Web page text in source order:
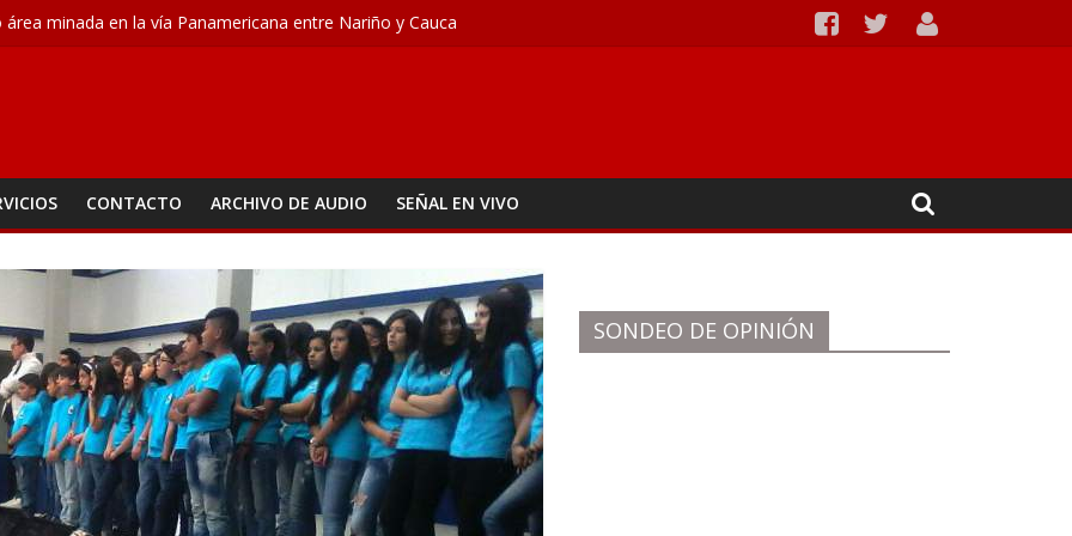
minada en la vía Panamericana entre Nariño y Cauca
campañas de prevención
acciones para enfrentar la crisis del agua
a dos presuntos responsables de un atraco
CONTACTO ARCHIVO DE AUDIO SEÑAL EN VIVO
SONDEO DE OPINIÓN